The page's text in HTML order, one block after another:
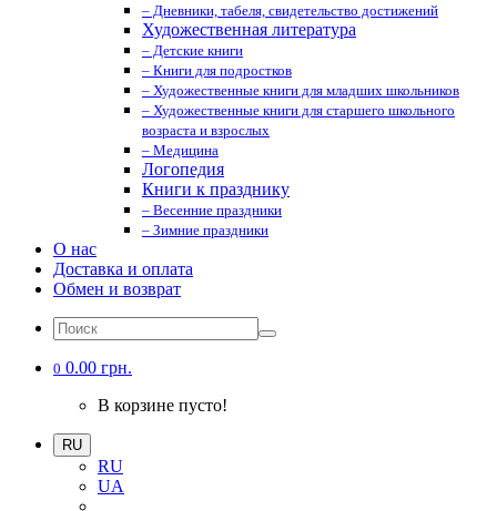
– Дневники, табеля, свидетельство достижений
Художественная литература
– Детские книги
– Книги для подростков
– Художественные книги для младших школьников
– Художественные книги для старшего школьного
возраста и взрослых
– Медицина
Логопедия
Книги к празднику
– Весенние праздники
– Зимние праздники
О нас
Доставка и оплата
Обмен и возврат
0 0.00 грн.
В корзине пусто!
RU
RU
UA